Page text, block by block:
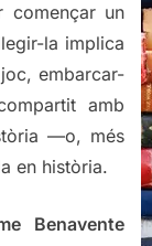
començar un
la implica
embarcar-
amb
—o, més
en història.
Benavente